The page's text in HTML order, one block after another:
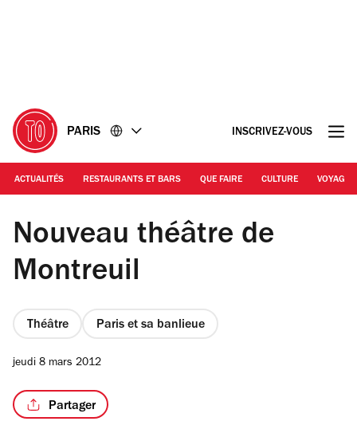
PARIS INSCRIVEZ-VOUS
ACTUALITÉS RESTAURANTS ET BARS QUE FAIRE CULTURE VOYAGE
DR | Nouveau théâtre de Montreuil
Nouveau théâtre de
Montreuil
Théâtre Paris et sa banlieue
jeudi 8 mars 2012
Partager